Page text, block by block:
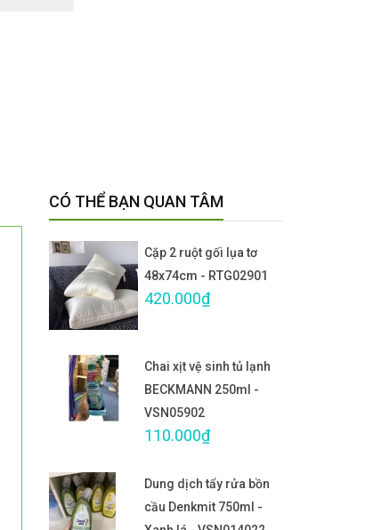
CÓ THỂ BẠN QUAN TÂM
Cặp 2 ruột gối lụa tơ
48x74cm - RTG02901
420.000₫
Chai xịt vệ sinh tủ lạnh
BECKMANN 250ml -
VSN05902
110.000₫
Dung dịch tẩy rửa bồn
cầu Denkmit 750ml -